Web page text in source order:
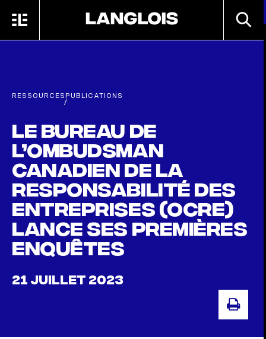
MENU
RESSOURCES
/
PUBLICATIONS
Le Bureau de
l’ombudsman
canadien de la
responsabilité des
entreprises (OCRE)
lance ses premières
enquêtes
21 JUILLET 2023